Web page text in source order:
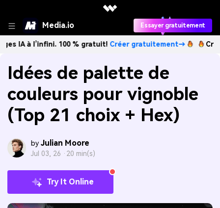
Media.io Essayer gratuitement
100 % gratuit!Créer gratuitement→ Créez des
Idées de palette de
couleurs pour vignoble
(Top 21 choix + Hex)
by Julian Moore
Jul 03, 26 · 20 min(s)
Try It Online